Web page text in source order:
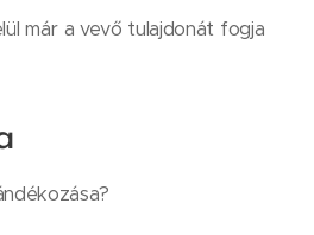
már a vevő tulajdonát fogja